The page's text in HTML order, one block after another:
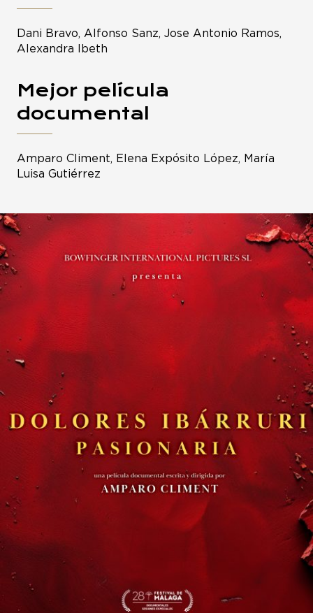
Dani Bravo, Alfonso Sanz, Jose Antonio Ramos,
Alexandra Ibeth
Mejor película
documental
Amparo Climent, Elena Expósito López, María
Luisa Gutiérrez